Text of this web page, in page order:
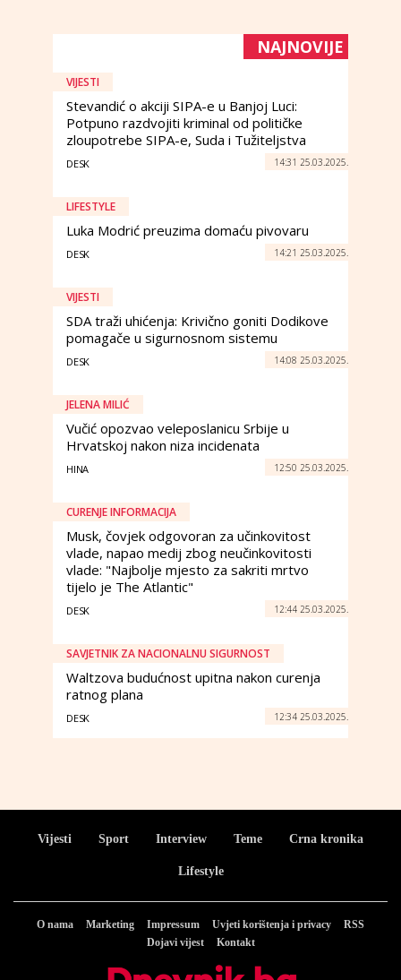
NAJNOVIJE
VIJESTI
Stevandić o akciji SIPA-e u Banjoj Luci:
Potpuno razdvojiti kriminal od političke
zloupotrebe SIPA-e, Suda i Tužiteljstva
DESK 14:31 25.03.2025.
LIFESTYLE
Luka Modrić preuzima domaću pivovaru
DESK 14:21 25.03.2025.
VIJESTI
SDA traži uhićenja: Krivično goniti Dodikove
pomagače u sigurnosnom sistemu
DESK 14:08 25.03.2025.
JELENA MILIĆ
Vučić opozvao veleposlanicu Srbije u
Hrvatskoj nakon niza incidenata
HINA 12:50 25.03.2025.
CURENJE INFORMACIJA
Musk, čovjek odgovoran za učinkovitost
vlade, napao medij zbog neučinkovitosti
vlade: "Najbolje mjesto za sakriti mrtvo
tijelo je The Atlantic"
DESK 12:44 25.03.2025.
SAVJETNIK ZA NACIONALNU SIGURNOST
Waltzova budućnost upitna nakon curenja
ratnog plana
DESK 12:34 25.03.2025.
Vijesti Sport Interview Teme Crna kronika
Lifestyle
O nama Marketing Impressum Uvjeti korištenja i privacy
RSS
Dojavi vijest
Kontakt